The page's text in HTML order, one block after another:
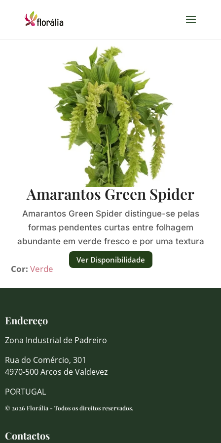
Amarantos Green Spider
Amarantos Green Spider distingue-se pelas
formas pendentes curtas entre folhagem
abundante em verde fresco e por uma textura
natural e volumosa.
Cor: Verde
Ver Disponibilidade
Endereço
Zona Industrial de Padreiro
Rua do Comércio, 301
4970-500 Arcos de Valdevez
PORTUGAL
© 2026 Florália - Todos os direitos reservados.
Contactos